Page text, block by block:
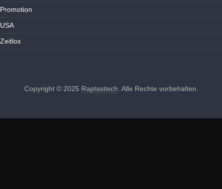
Promotion
USA
Zeitlos
Copyright © 2025 Raptastisch. Alle Rechte vorbehalten.